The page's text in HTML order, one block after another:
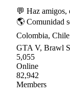
💬 Haz amigos,
🌎 Comunidad
Colombia,
GTA V, Brawl
5,055
Online
82,942
Members